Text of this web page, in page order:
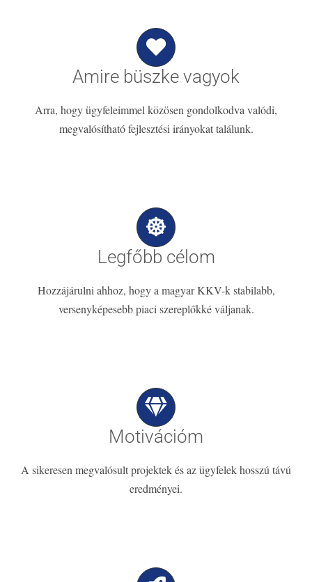
Amire büszke vagyok
Arra, hogy ügyfeleimmel közösen gondolkodva valódi,
megvalósítható fejlesztési irányokat találunk.
Legfőbb célom
Hozzájárulni ahhoz, hogy a magyar KKV-k stabilabb,
versenyképesebb piaci szereplőkké váljanak.
Motivációm
A sikeresen megvalósult projektek és az ügyfelek hosszú távú
eredményei.